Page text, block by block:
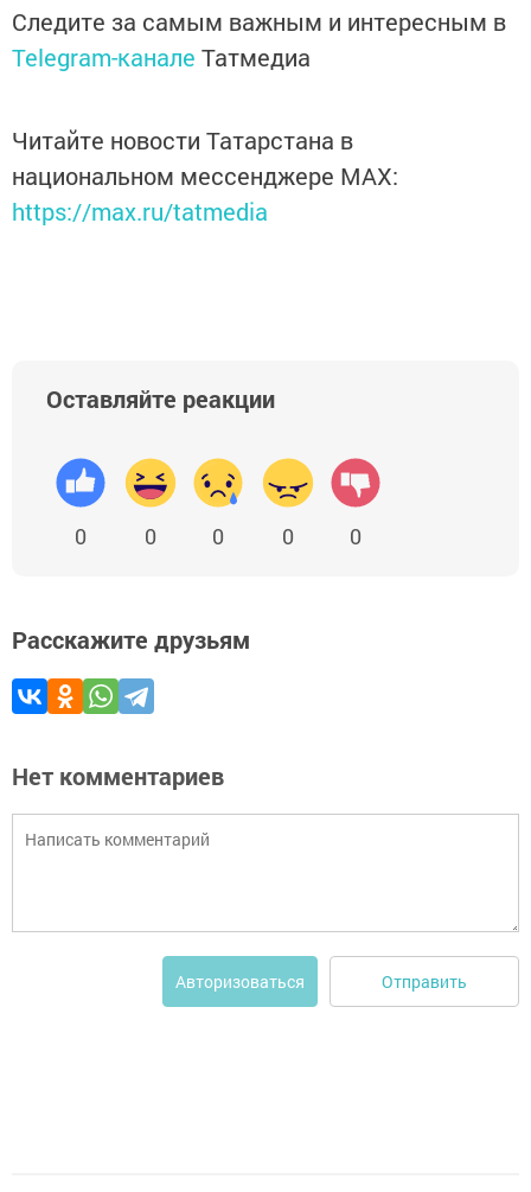
Следите за самым важным и интересным в
Telegram-канале Татмедиа
Читайте новости Татарстана в
национальном мессенджере MАХ:
https://max.ru/tatmedia
Оставляйте реакции
0 0 0 0 0
Расскажите друзьям
Нет комментариев
Авторизоваться Отправить